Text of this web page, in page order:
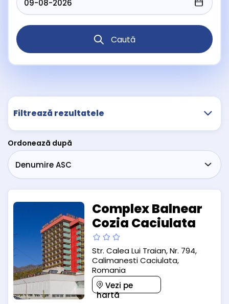
Caută
Filtrează rezultatele
Ordonează după
Complex Balnear
Cozia Caciulata
Str. Calea Lui Traian, Nr. 794,
Calimanesti Caciulata,
Romania
Vezi pe
hartă